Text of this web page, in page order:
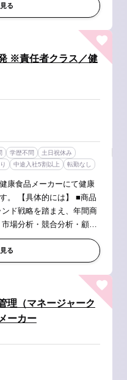
る
※責任者クラス／健
学歴不問
土日祝休み
中途入社5割以上 転勤なし
康食品メーカーにて健康
商品
ド戦略を踏まえ、年間商
場分析・競合分析・顧客
をリード。 新商品のコン
る
理（マネージャーク
ーカー